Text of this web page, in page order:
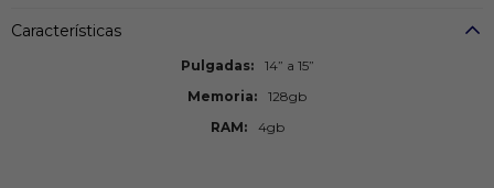
Características
Pulgadas
14” a 15”
Memoria
128gb
RAM
4gb